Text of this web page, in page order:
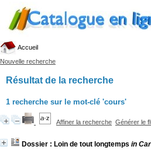
Accueil
Nouvelle recherche
Résultat de la recherche
1 recherche sur le mot-clé 'cours'
Affiner la recherche Générer le
Dossier : Loin de tout longtemps in